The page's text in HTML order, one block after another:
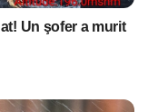
Un şofer a murit